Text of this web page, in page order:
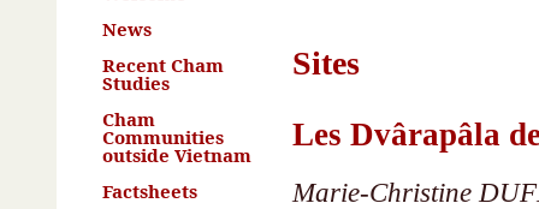
News
Recent Cham
Studies
Cham
Communities
outside Vietnam
Factsheets
Sites
Les Dvârapâla
Marie-Christine